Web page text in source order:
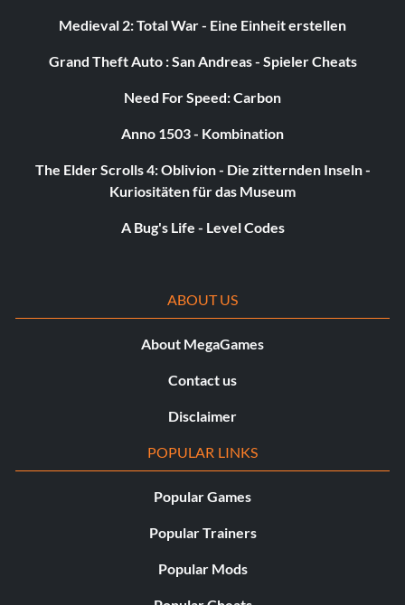
Medieval 2: Total War - Eine Einheit erstellen
Grand Theft Auto : San Andreas - Spieler Cheats
Need For Speed: Carbon
Anno 1503 - Kombination
The Elder Scrolls 4: Oblivion - Die zitternden Inseln -
Kuriositäten für das Museum
A Bug's Life - Level Codes
ABOUT US
About MegaGames
Contact us
Disclaimer
POPULAR LINKS
Popular Games
Popular Trainers
Popular Mods